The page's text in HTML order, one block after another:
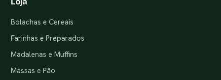
Bolachas e Cereais
Farinhas e Preparados
Madalenas e Muffins
Massas e Pão